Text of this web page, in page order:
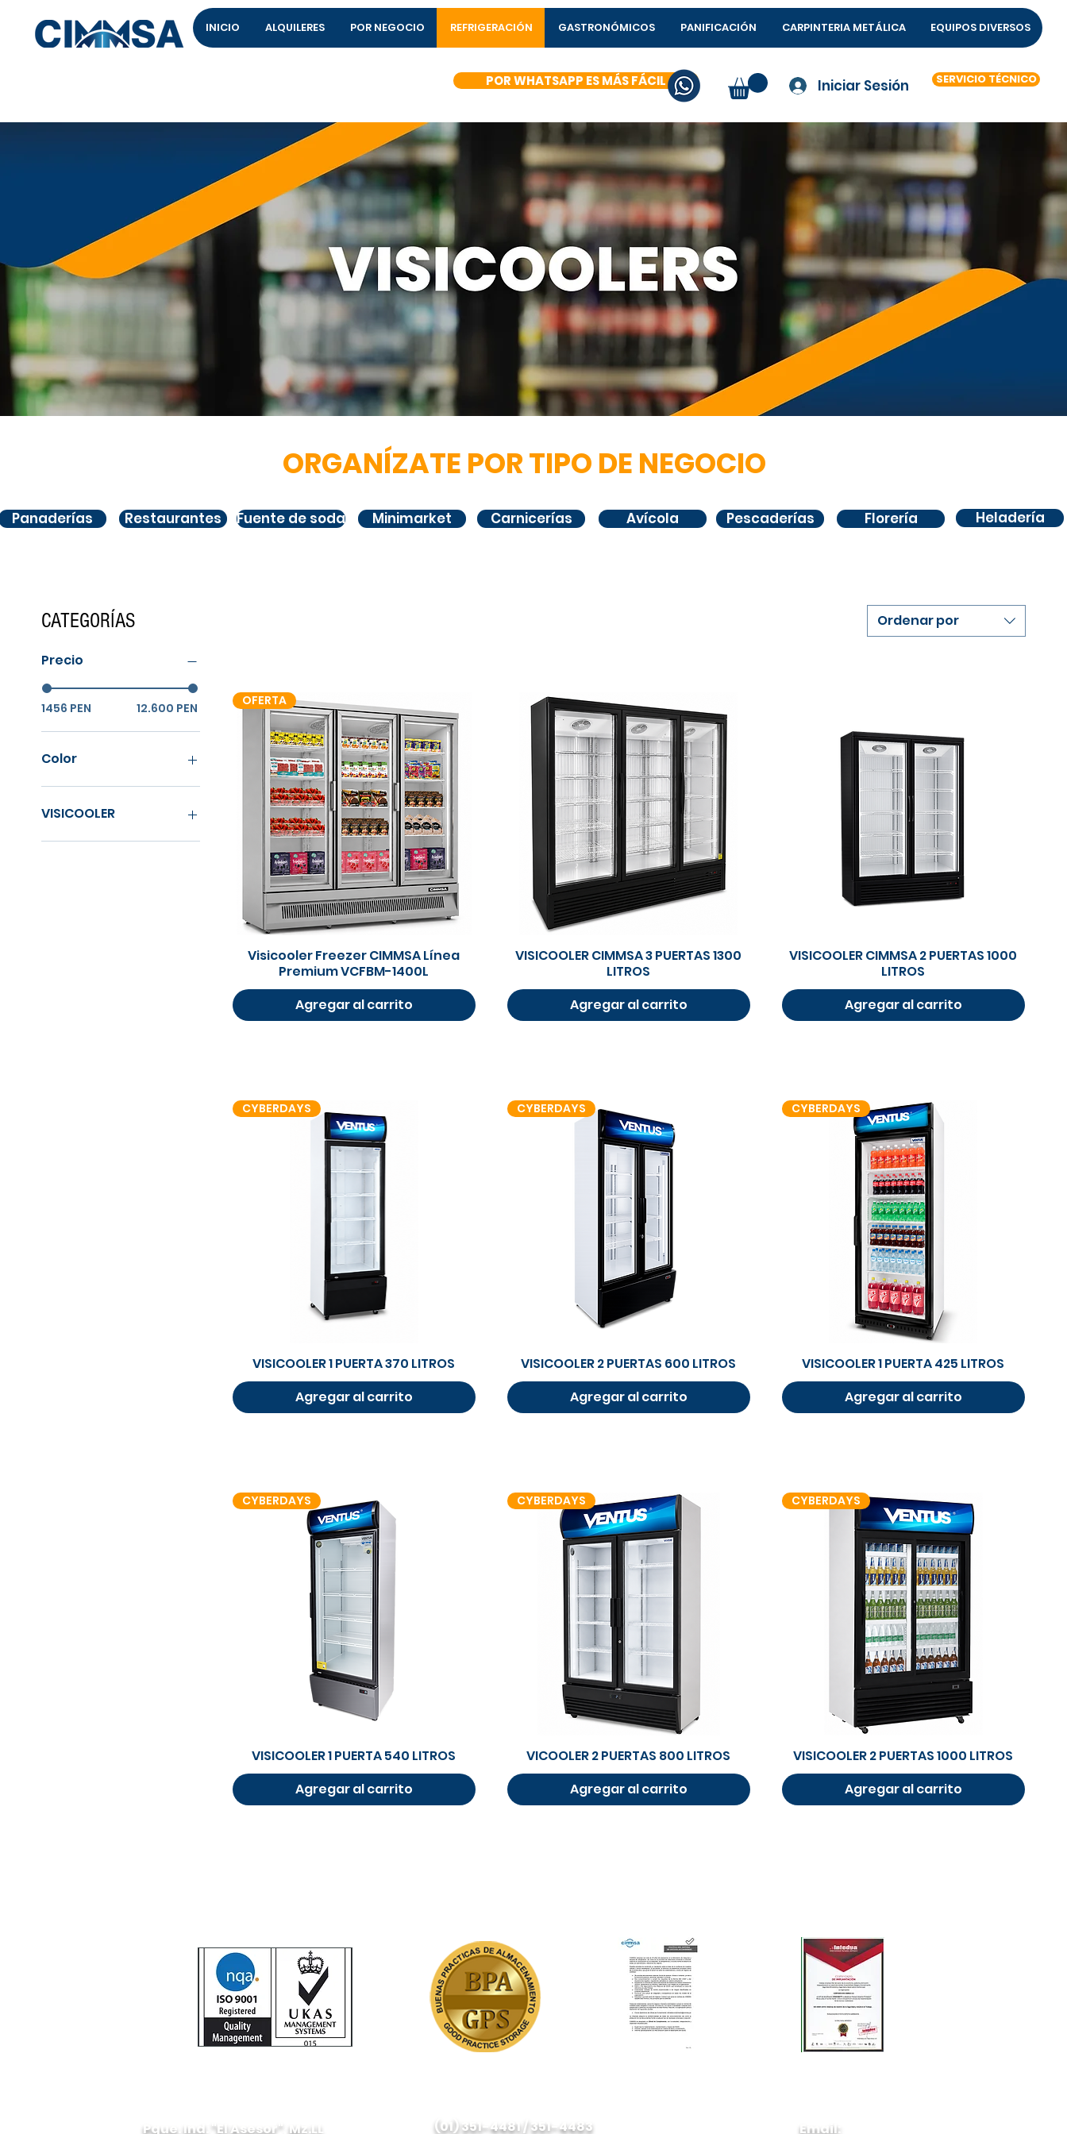
INICIO ALQUILERES POR NEGOCIO REFRIGERACIÓN GASTRONÓMICOS PANIFICACIÓN CARPINTERIA METÁLICA EQUIPOS DIVERSOS
POR WHATSAPP ES MÁS FÁCIL Iniciar Sesión SERVICIO TÉCNICO
ORGANÍZATE POR TIPO DE NEGOCIO
Panaderías Restaurantes Fuente de soda Minimarket Carnicerías Avícola Pescaderías Florería Heladería
CATEGORÍAS
Precio
1456 PEN 12.600 PEN
Color
VISICOOLER
Visicooler
Ordenar por
Vista rápida
OFERTA
Visicooler Freezer CIMMSA Línea
Premium VCFBM-1400L
Agregar al carrito
Vista rápida
VISICOOLER CIMMSA 3 PUERTAS 1300
LITROS
Agregar al carrito
Vista rápida
VISICOOLER CIMMSA 2 PUERTAS 1000
LITROS
Agregar al carrito
Vista rápida
CYBERDAYS
VISICOOLER 1 PUERTA 370 LITROS
Agregar al carrito
Vista rápida
CYBERDAYS
VISICOOLER 2 PUERTAS 600 LITROS
Agregar al carrito
Vista rápida
CYBERDAYS
VISICOOLER 1 PUERTA 425 LITROS
Agregar al carrito
Vista rápida
CYBERDAYS
VISICOOLER 1 PUERTA 540 LITROS
Agregar al carrito
Vista rápida
CYBERDAYS
VICOOLER 2 PUERTAS 800 LITROS
Agregar al carrito
Vista rápida
CYBERDAYS
VISICOOLER 2 PUERTAS 1000 LITROS
Agregar al carrito
Pque. Ind. "El Asesor", Mz.LL
(01) 351-4481 / 351-4483
Email: